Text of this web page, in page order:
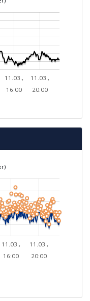
11.03.,
16:00
11.03.,
20:00
11.03.,
16:00
11.03.,
20:00